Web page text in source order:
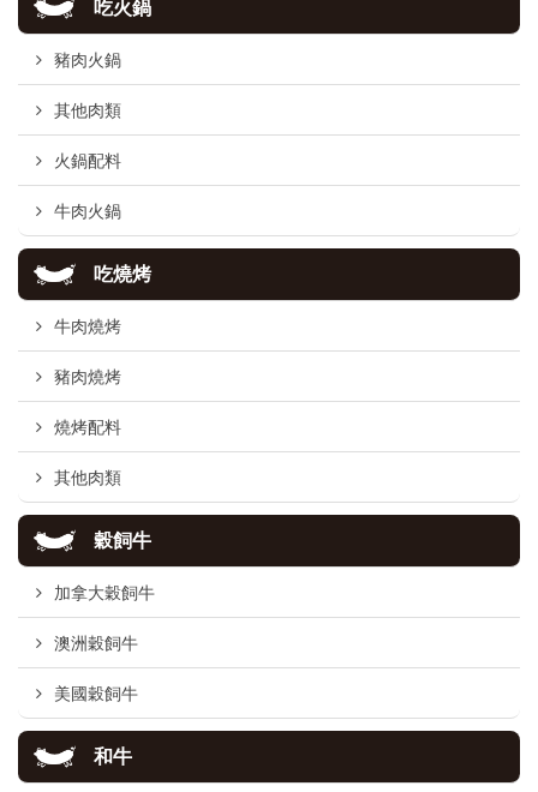
吃火鍋
豬肉火鍋
其他肉類
火鍋配料
牛肉火鍋
吃燒烤
牛肉燒烤
豬肉燒烤
燒烤配料
其他肉類
穀飼牛
加拿大穀飼牛
澳洲穀飼牛
美國穀飼牛
和牛